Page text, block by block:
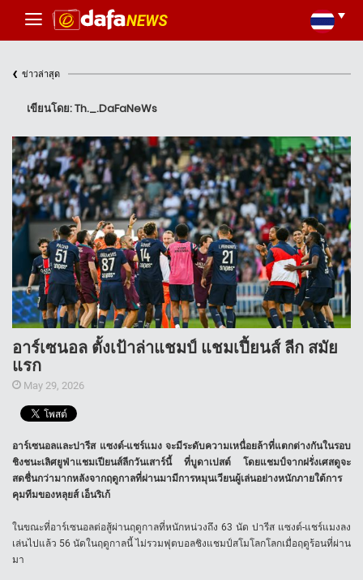
‹ ข่าวล่าสุด
เขียนโดย: Th._.DaFaNeWs
อาร์เซนอล ตั้งเป้าล่าแชมป์ แชมเปี้ยนส์ ลีก สมัย
แรก
May 29, 2026
อาร์เซนอลและปารีส แซงต์-แชร์แมง จะมีระดับความเหนื่อยล้าที่แตกต่างกันในรอบ
ชิงชนะเลิศยูฟ่าแชมเปียนส์ลีกวันเสาร์นี้ ที่บูดาเปสต์ โดยแชมป์จากฝรั่งเศสดูจะ
สดชื่นกว่ามากหลังจากฤดูกาลที่ผ่านมามีการหมุนเวียนผู้เล่นอย่างหนักภายใต้การ
คุมทีมของหลุยส์ เอ็นริเก้
ในขณะที่อาร์เซนอลต่อสู้ผ่านฤดูกาลที่หนักหน่วงถึง 63 นัด ปารีส แซงต์-แชร์แมงลง
เล่นไปแล้ว 56 นัดในฤดูกาลนี้ ไม่รวมฟุตบอลชิงแชมป์สโมโลกโลกเมื่อฤดูร้อนที่ผ่าน
มา